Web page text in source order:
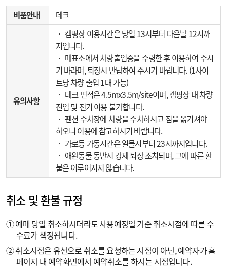
비품안내 데크
유의사항
‧ 캠핑장 이용시간은 당일 13시부터 다음날 12시까
지입니다.
‧ 매표소에서 차량출입증을 수령한 후 이용하여 주시
기 바라며, 퇴장시 반납하여 주시기 바랍니다. (1사이
트당 차량 출입 1대 가능)
‧ 데크 면적은 4.5mx3.5m/site이며, 캠핑장 내 차량
진입 및 전기 이용 불가합니다.
‧ 펜션 주차장에 차량을 주차하시고 짐을 옮기셔야
하오니 이용에 참고하시기 바랍니다.
‧ 가로등 가동시간은 일몰시부터 23시까지입니다.
‧ 애완동물 동반시 강제 퇴장 조치되며, 그에 따른 환
불은 이루어지지 않습니다.
취소 및 환불 규정
① 예매 당일 취소하시더라도 사용예정일 기준 취소시점에 따른 수
수료가 책정됩니다.
② 취소시점은 유선으로 취소를 요청하는 시점이 아닌, 예약자가 홈
페이지 내 예약화면에서 예약취소를 하시는 시점입니다.